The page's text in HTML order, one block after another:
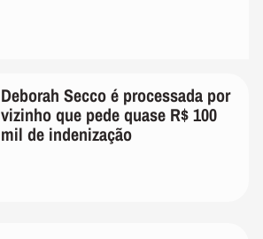
Deborah Secco é processada por
vizinho que pede quase R$ 100
mil de indenização